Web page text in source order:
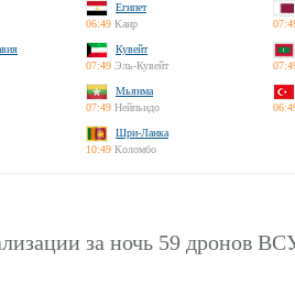
Египет
06:49 Каир
Кувейт
07:49 Эль-Кувейт
Мьянма
07:49 Нейпьидо
Шри-Ланка
10:49 Коломбо
за ночь 59 дронов